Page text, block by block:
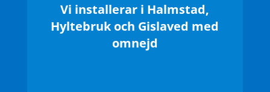
Vi installerar i Halmstad,
Hyltebruk och Gislaved med
omnejd